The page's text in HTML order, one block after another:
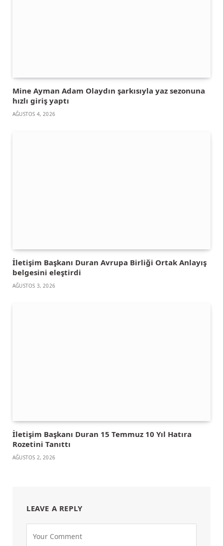
Mine Ayman Adam Olaydın şarkısıyla yaz sezonuna
hızlı giriş yaptı
AĞUSTOS 4, 2026
İletişim Başkanı Duran Avrupa Birliği Ortak Anlayış
belgesini eleştirdi
AĞUSTOS 3, 2026
İletişim Başkanı Duran 15 Temmuz 10 Yıl Hatıra
Rozetini Tanıttı
AĞUSTOS 2, 2026
LEAVE A REPLY